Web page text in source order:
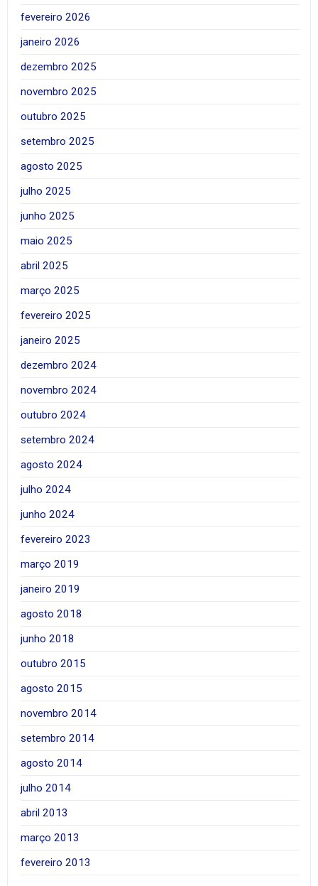
fevereiro 2026
janeiro 2026
dezembro 2025
novembro 2025
outubro 2025
setembro 2025
agosto 2025
julho 2025
junho 2025
maio 2025
abril 2025
março 2025
fevereiro 2025
janeiro 2025
dezembro 2024
novembro 2024
outubro 2024
setembro 2024
agosto 2024
julho 2024
junho 2024
fevereiro 2023
março 2019
janeiro 2019
agosto 2018
junho 2018
outubro 2015
agosto 2015
novembro 2014
setembro 2014
agosto 2014
julho 2014
abril 2013
março 2013
fevereiro 2013